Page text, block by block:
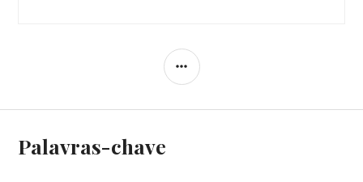
LATERAL
Palavras-chave